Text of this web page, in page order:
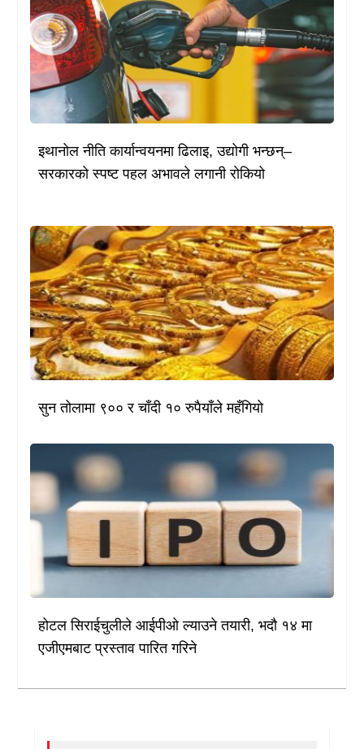
इथानोल नीति कार्यान्वयनमा ढिलाइ, उद्योगी भन्छन्–
सरकारको स्पष्ट पहल अभावले लगानी रोकियो
सुन तोलामा ९०० र चाँदी १० रुपैयाँले महँगियो
होटल सिराईचुलीले आईपीओ ल्याउने तयारी, भदौ १४ मा
एजीएमबाट प्रस्ताव पारित गरिने